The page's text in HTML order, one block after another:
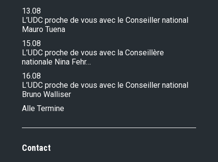
13.08
L’UDC proche de vous avec le Conseiller national
Mauro Tuena
15.08
L’UDC proche de vous avec la Conseillère
nationale Nina Fehr…
16.08
L’UDC proche de vous avec le Conseiller national
Bruno Walliser
Alle Termine
Contact